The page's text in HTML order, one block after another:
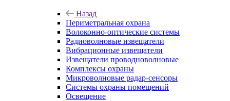
Назад
Периметральная охрана
Волоконно-оптические системы
Радиоволновые извещатели
Вибрационные извещатели
Извещатели проводноволновые
Комплексы охраны
Микроволновые радар-сенсоры
Системы охраны помещений
Освещение